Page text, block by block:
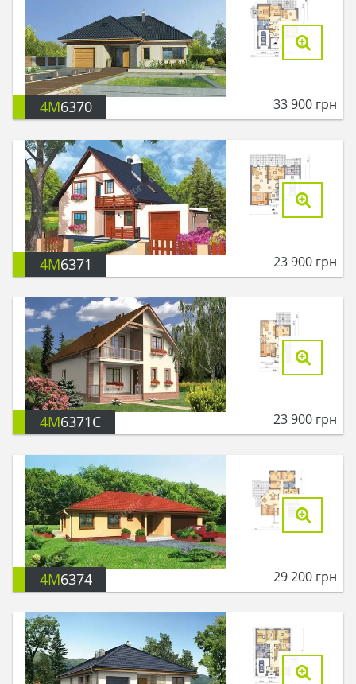
4M6370 33 900 грн
4M6371 23 900 грн
4M6371C 23 900 грн
4M6374 29 200 грн